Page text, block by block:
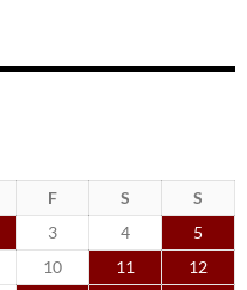
F S
S
3 4
5
10 11
12